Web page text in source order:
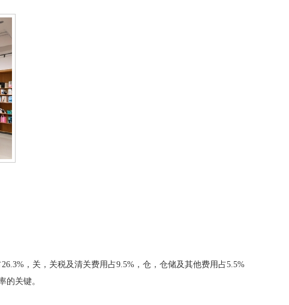
，关，关税及清关费用占9.5%，仓，仓储及其他费用占5.5%
的关键。